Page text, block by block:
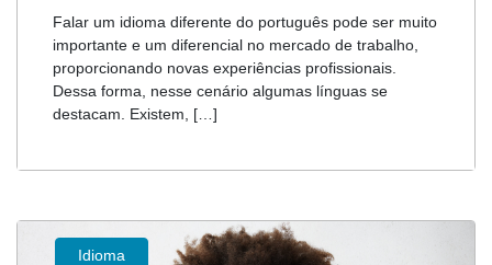
Falar um idioma diferente do português pode ser muito
importante e um diferencial no mercado de trabalho,
proporcionando novas experiências profissionais.
Dessa forma, nesse cenário algumas línguas se
destacam. Existem, […]
Idioma